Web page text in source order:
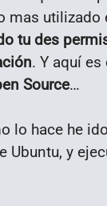
mas utilizado
tu des
. Y aquí
Source…
lo hace he
Ubuntu, y